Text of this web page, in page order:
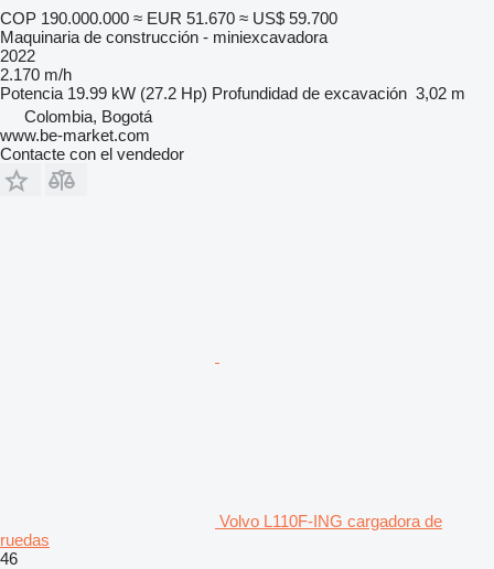
COP 190.000.000 ≈ EUR 51.670 ≈ US$ 59.700
Maquinaria de construcción - miniexcavadora
2022
2.170 m/h
Potencia 19.99 kW (27.2 Hp) Profundidad de excavación 3,02 m
Colombia, Bogotá
www.be-market.com
Contacte con el vendedor
Volvo L110F-ING cargadora de
ruedas
46